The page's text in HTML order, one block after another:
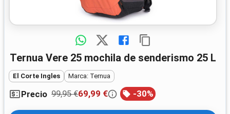
Ternua Vere 25 mochila de senderismo 25 L
El Corte Ingles Marca: Ternua
Precio 99,95 €69,99 € -30%